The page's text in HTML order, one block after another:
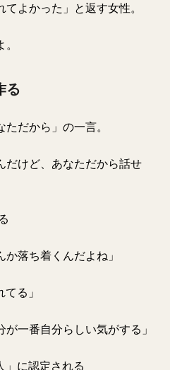
よかった」と返す女性。
る
だから」の一言。
だけど、あなただから話せ
か落ち着くんだよね」
る」
が一番自分らしい気がする」
に認定される